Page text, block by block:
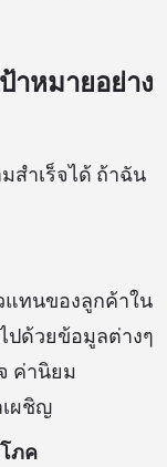
าหมายอย่าง
สำเร็จได้ ถ้าฉัน
แทนของลูกค้าใน
ปด้วยข้อมูลต่างๆ
ค่านิยม
ผชิญ
ภค